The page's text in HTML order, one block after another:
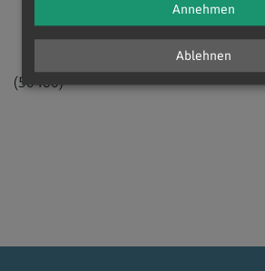
einen Regenguss.
(50460)
Ablehnen
Annehmen